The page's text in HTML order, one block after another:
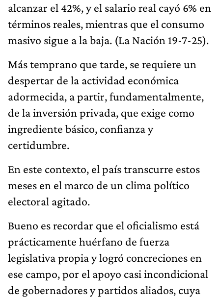
alcanzar el 42%, y el salario real cayó 6% en
términos reales, mientras que el consumo
masivo sigue a la baja. (La Nación 19-7-25).
Más temprano que tarde, se requiere un
despertar de la actividad económica
adormecida, a partir, fundamentalmente,
de la inversión privada, que exige como
ingrediente básico, confianza y
certidumbre.
En este contexto, el país transcurre estos
meses en el marco de un clima político
electoral agitado.
Bueno es recordar que el oficialismo está
prácticamente huérfano de fuerza
legislativa propia y logró concreciones en
ese campo, por el apoyo casi incondicional
de gobernadores y partidos aliados, cuya